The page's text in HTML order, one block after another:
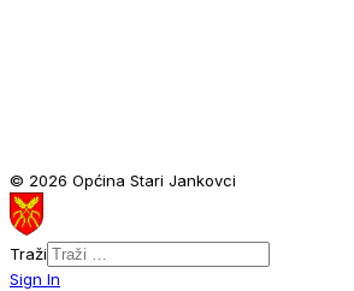
© 2026 Općina Stari Jankovci
Traži
Sign In